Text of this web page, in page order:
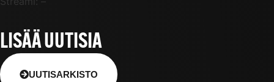
LISÄÄ UUTISIA
UUTISARKISTO